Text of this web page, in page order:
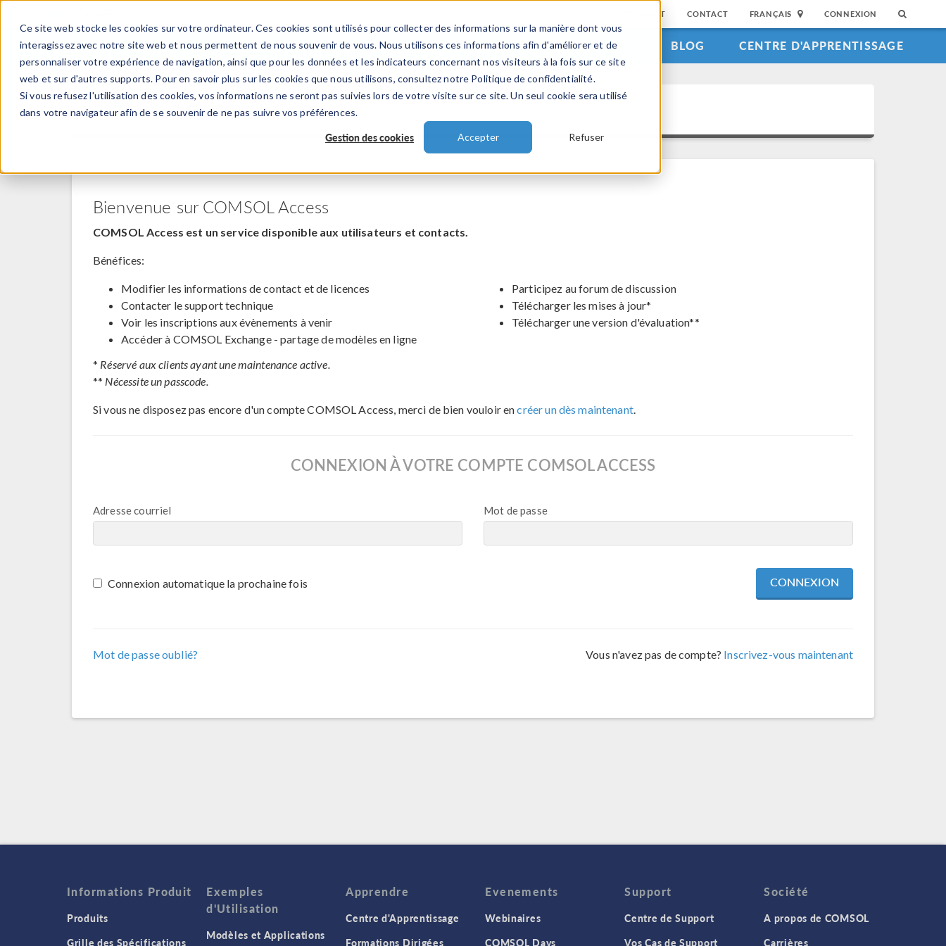
Ce site web stocke les cookies sur votre ordinateur. Ces cookies sont utilisés pour collecter des informations sur la manière dont vous
interagissez avec notre site web et nous permettent de nous souvenir de vous. Nous utilisons ces informations afin d'améliorer et de
personnaliser votre expérience de navigation, ainsi que pour les données et les indicateurs concernant nos visiteurs à la fois sur ce site
web et sur d'autres supports. Pour en savoir plus sur les cookies que nous utilisons, consultez notre Politique de confidentialité.
Si vous refusez l'utilisation des cookies, vos informations ne seront pas suivies lors de votre visite sur ce site. Un seul cookie sera utilisé
dans votre navigateur afin de se souvenir de ne pas suivre vos préférences.
Gestion des cookies Accepter Refuser
SUPPORT CONTACT FRANÇAIS CONNEXION
PRODUITS INDUSTRIES VIDEOS EVENEMENTS BLOG CENTRE D'APPRENTISSAGE
COMSOL Access
Bienvenue sur COMSOL Access
COMSOL Access est un service disponible aux utilisateurs et contacts.
Bénéfices:
Modifier les informations de contact et de licences
Contacter le support technique
Voir les inscriptions aux évènements à venir
Accéder à COMSOL Exchange - partage de modèles en ligne
Participez au forum de discussion
Télécharger les mises à jour*
Télécharger une version d'évaluation**
* Réservé aux clients ayant une maintenance active.
** Nécessite un passcode.
Si vous ne disposez pas encore d'un compte COMSOL Access, merci de bien vouloir encréer un dès maintenant.
CONNEXION À VOTRE COMPTE COMSOL ACCESS
Adresse courriel Mot de passe
Connexion automatique la prochaine fois
Mot de passe oublié? Vous n'avez pas de compte? Inscrivez-vous maintenant
Informations Produit
Produits
Grille des Spécifications
Exemples
d'Utilisation
Modèles et Applications
Apprendre
Centre d'Apprentissage
Formations Dirigées
Evenements
Webinaires
COMSOL Days
Support
Centre de Support
Vos Cas de Support
Société
A propos de COMSOL
Carrières